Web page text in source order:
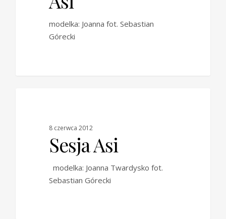
modelka: Joanna fot. Sebastian
Górecki
8 czerwca 2012
Sesja Asi
modelka: Joanna Twardysko fot.
Sebastian Górecki